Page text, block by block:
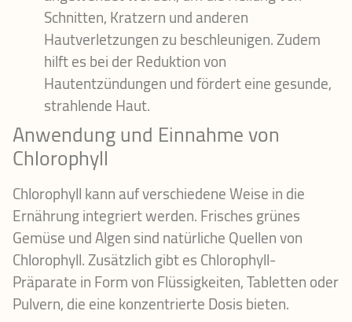
Schnitten, Kratzern und anderen
Hautverletzungen zu beschleunigen. Zudem
hilft es bei der Reduktion von
Hautentzündungen und fördert eine gesunde,
strahlende Haut.
Anwendung und Einnahme von
Chlorophyll
Chlorophyll kann auf verschiedene Weise in die
Ernährung integriert werden. Frisches grünes
Gemüse und Algen sind natürliche Quellen von
Chlorophyll. Zusätzlich gibt es Chlorophyll-
Präparate in Form von Flüssigkeiten, Tabletten oder
Pulvern, die eine konzentrierte Dosis bieten.